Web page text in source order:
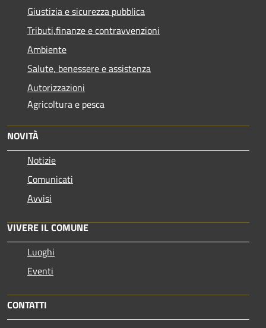
Giustizia e sicurezza pubblica
Tributi,finanze e contravvenzioni
Ambiente
Salute, benessere e assistenza
Autorizzazioni
Agricoltura e pesca
NOVITÀ
Notizie
Comunicati
Avvisi
VIVERE IL COMUNE
Luoghi
Eventi
CONTATTI